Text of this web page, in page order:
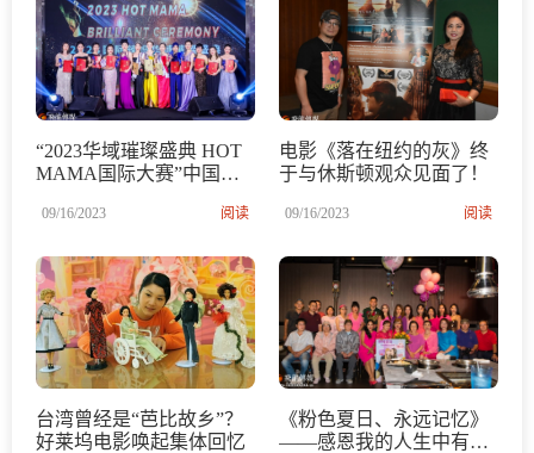
“2023华域璀璨盛典 HOT
MAMA国际大赛”中国区
09/16/2023 阅读
电影《落在纽约的灰》终
于与休斯顿观众见面了！
09/16/2023 阅读
台湾曾经是“芭比故乡”？
好莱坞电影唤起集体回忆
《粉色夏日、永远记忆》
——感恩我的人生中有